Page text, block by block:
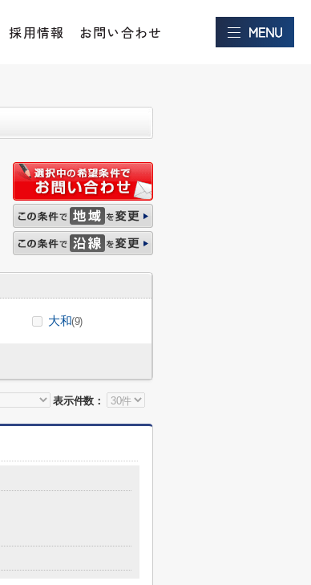
採用情報 お問い合わせ
大和(9)
表示件数：